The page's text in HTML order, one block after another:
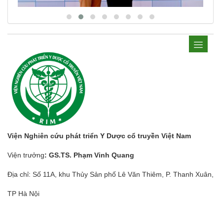
Viện Nghiên cứu phát triển Y Dược cổ truyền Việt Nam
Viện trưởng: GS.TS. Phạm Vinh Quang
Địa chỉ: Số 11A, khu Thủy Sản phố Lê Văn Thiêm, P. Thanh Xuân,
TP Hà Nội